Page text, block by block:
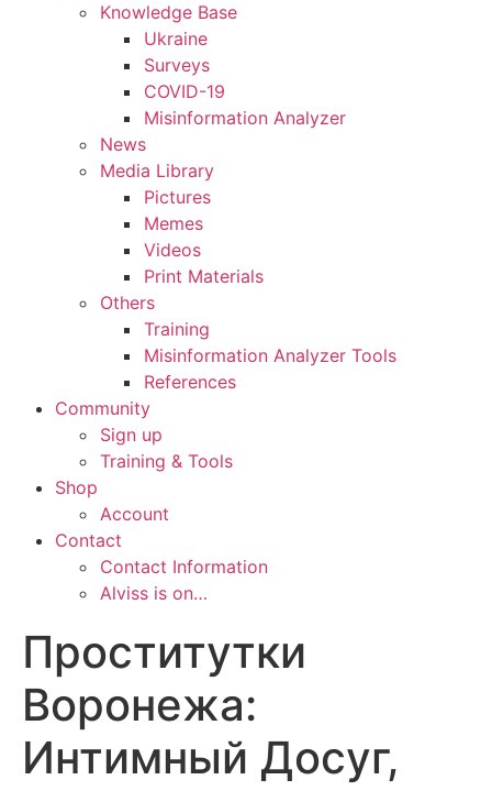
Knowledge Base
Ukraine
Surveys
COVID-19
Misinformation Analyzer
News
Media Library
Pictures
Memes
Videos
Print Materials
Others
Training
Misinformation Analyzer Tools
References
Community
Sign up
Training & Tools
Shop
Account
Contact
Contact Information
Alviss is on…
Проститутки
Воронежа:
Интимный Досуг,